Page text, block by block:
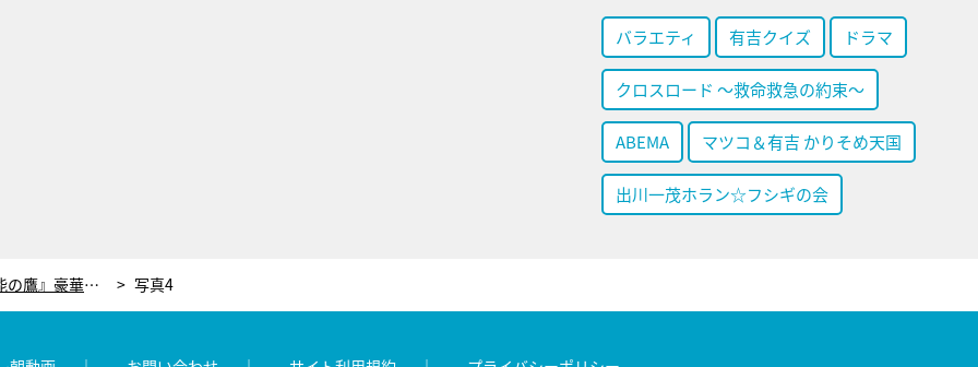
バラエティ 有吉クイズ ドラマ
クロスロード ～救命救急の約束～
ABEMA マツコ＆有吉 かりそめ天国
出川一茂ホラン☆フシギの会
10月スタート、菜々緒主演『無能の鷹』豪華共演キャスト5名が解禁！ 写真4